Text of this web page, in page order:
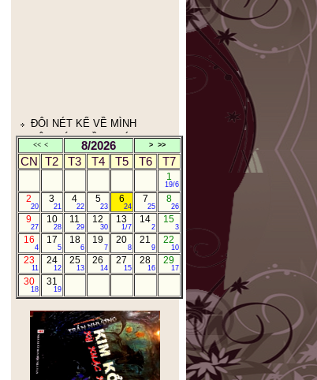
TÂY BẮC
ANH BA SÀM TÁI NGỘ
BẢN TIN CỦA TTX VIỆT
NAM
10TRUYỆN NGẮN CỰC
NGẮN CỰC HAY
CÁ THÁNG TƯ
NHÂN THỂ DỮ TÂM KINH
(人体与心泾)
<< < 8/2026 > >>
CN T2 T3 T4 T5 T6 T7
1
19/6
2
20
3
21
4
22
5
23
6
24
7
25
8
26
9
27
10
28
11
29
12
30
13
1/7
14
2
15
3
16
4
17
5
18
6
19
7
20
8
21
9
22
10
23
11
24
12
25
13
26
14
27
15
28
16
29
17
30
18
31
19